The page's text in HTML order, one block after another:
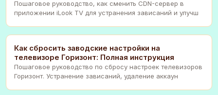
Пошаговое руководство, как сменить CDN-сервер в
приложении iLook TV для устранения зависаний и улучш
Как сбросить заводские настройки на
телевизоре Горизонт: Полная инструкция
Пошаговое руководство по сбросу настроек телевизоров
Горизонт. Устранение зависаний, удаление аккаун